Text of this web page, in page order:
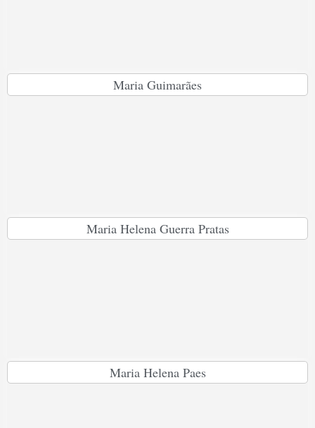
Maria Guimarães
Maria Helena Guerra Pratas
Maria Helena Paes